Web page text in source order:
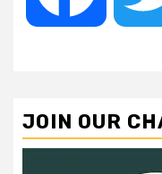
JOIN OUR